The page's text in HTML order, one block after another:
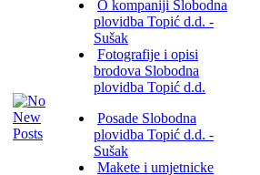
O kompaniji Slobodna
plovidba Topić d.d. -
Sušak
Fotografije i opisi
brodova Slobodna
plovidba Topić d.d.
Posade Slobodna
plovidba Topić d.d. -
Sušak
Makete i umjetnicke